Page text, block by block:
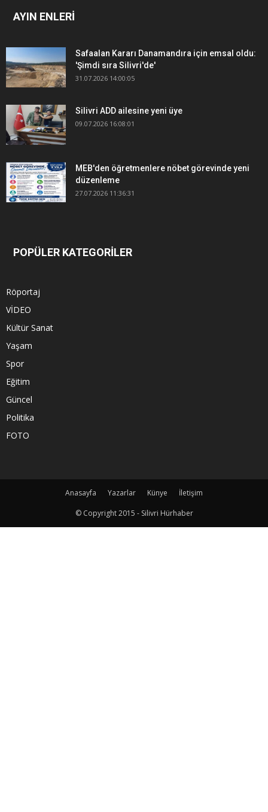
AYIN ENLERİ
Safaalan Kararı Danamandıra için emsal oldu:
'Şimdi sıra Silivri'de'
31.07.2026 14:00:05
Silivri ADD ailesine yeni üye
09.07.2026 16:08:01
MEB'den öğretmenlere nöbet görevinde yeni
düzenleme
27.07.2026 11:36:31
POPÜLER KATEGORİLER
Röportaj
VİDEO
Kültür Sanat
Yaşam
Spor
Eğitim
Güncel
Politika
FOTO
Anasayfa Yazarlar Künye
İletişim
© Copyright 2015 - Silivri Hürhaber